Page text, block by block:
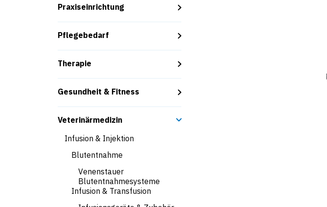
Praxiseinrichtung
Pflegebedarf
Therapie
Gesundheit & Fitness
Veterinärmedizin
Infusion & Injektion
Blutentnahme
Venenstauer
Blutentnahmesysteme
Infusion & Transfusion